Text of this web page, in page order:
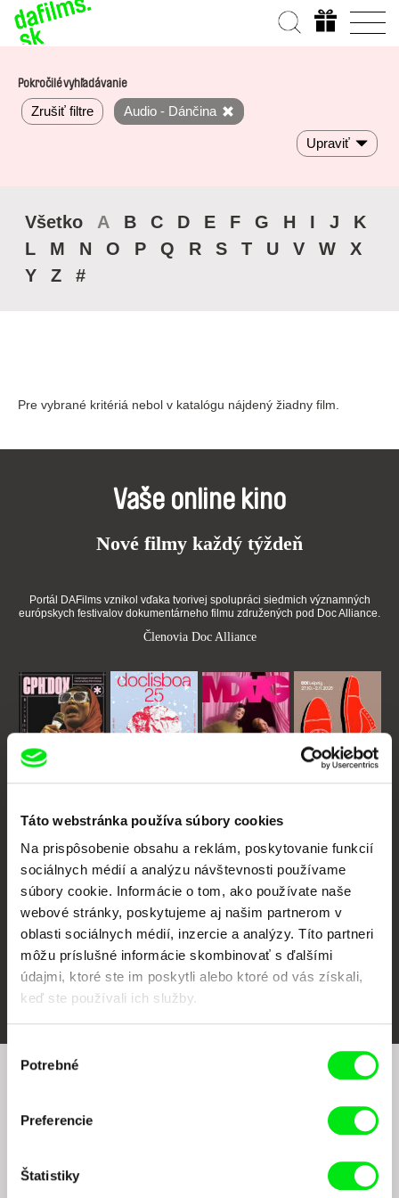
Táto webstránka používa súbory cookies
Na prispôsobenie obsahu a reklám, poskytovanie funkcií
sociálnych médií a analýzu návštevnosti používame
súbory cookie. Informácie o tom, ako používate naše
webové stránky, poskytujeme aj našim partnerom v
oblasti sociálnych médií, inzercie a analýzy. Títo partneri
môžu príslušné informácie skombinovať s ďalšími
údajmi, ktoré ste im poskytli alebo ktoré od vás získali,
keď ste používali ich služby.
Výber
súhlasu
Potrebné
Preferencie
Štatistiky
Pokročilé vyhľadávanie
Zrušiť filtre Audio - Dánčina
Upraviť
Všetko A B C D E F G H I J
K
L
M N O P Q R S T U V W
X
Y
Z #
Pre vybrané kritériá nebol v katalógu nájdený žiadny film.
Vaše online kino
Nové filmy každý týždeň
Portál DAFilms vznikol vďaka tvorivej spolupráci siedmich významných
európskych festivalov dokumentárneho filmu združených pod Doc Alliance.
Členovia Doc Alliance
Against Gravity
FIDMarseille Ji.hlava IDFF Visions du Réel